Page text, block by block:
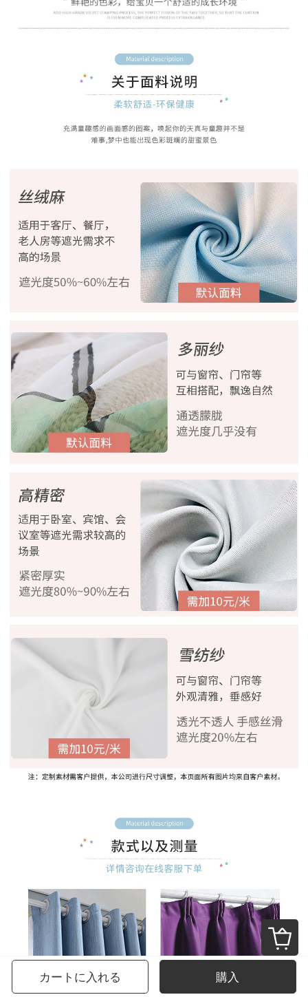
カートに入れる 購入